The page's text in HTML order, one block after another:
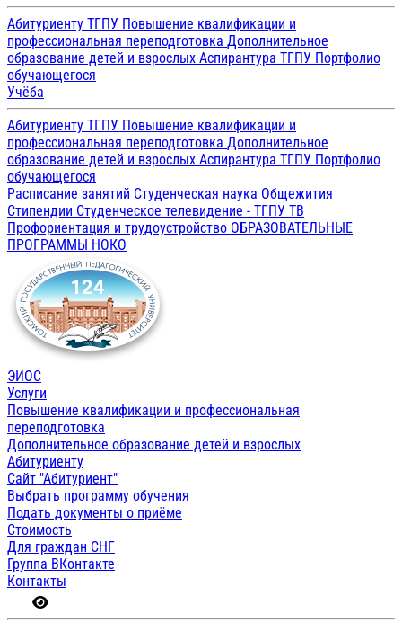
Абитуриенту ТГПУ Повышение квалификации и
профессиональная переподготовка Дополнительное
образование детей и взрослых Аспирантура ТГПУ Портфолио
обучающегося
Учёба
Абитуриенту ТГПУ Повышение квалификации и
профессиональная переподготовка Дополнительное
образование детей и взрослых Аспирантура ТГПУ Портфолио
обучающегося
Расписание занятий Студенческая наука Общежития
Стипендии Студенческое телевидение - ТГПУ ТВ
Профориентация и трудоустройство ОБРАЗОВАТЕЛЬНЫЕ
ПРОГРАММЫ НОКО
ЭИОС
Услуги
Повышение квалификации и профессиональная
переподготовка
Дополнительное образование детей и взрослых
Абитуриенту
Сайт "Абитуриент"
Выбрать программу обучения
Подать документы о приёме
Стоимость
Для граждан СНГ
Группа ВКонтакте
Контакты